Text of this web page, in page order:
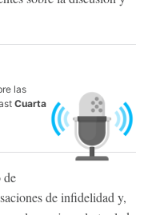
las
Cuarta
de
de infidelidad y,